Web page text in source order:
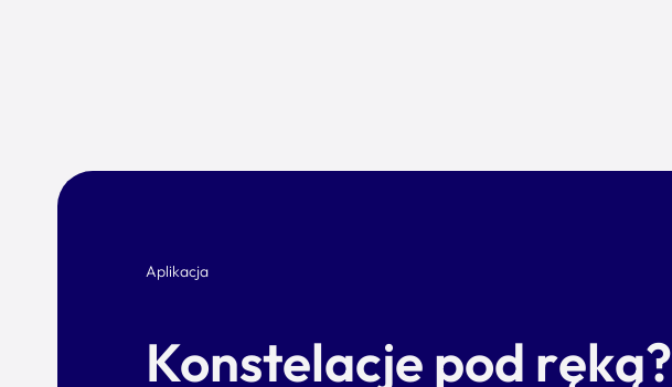
Aplikacja
Konstelacje pod ręką?